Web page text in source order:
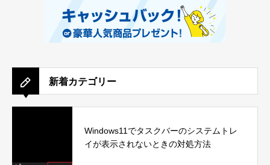
新着カテゴリー
Windows11でタスクバーのシステムトレ
イが表示されないときの対処方法